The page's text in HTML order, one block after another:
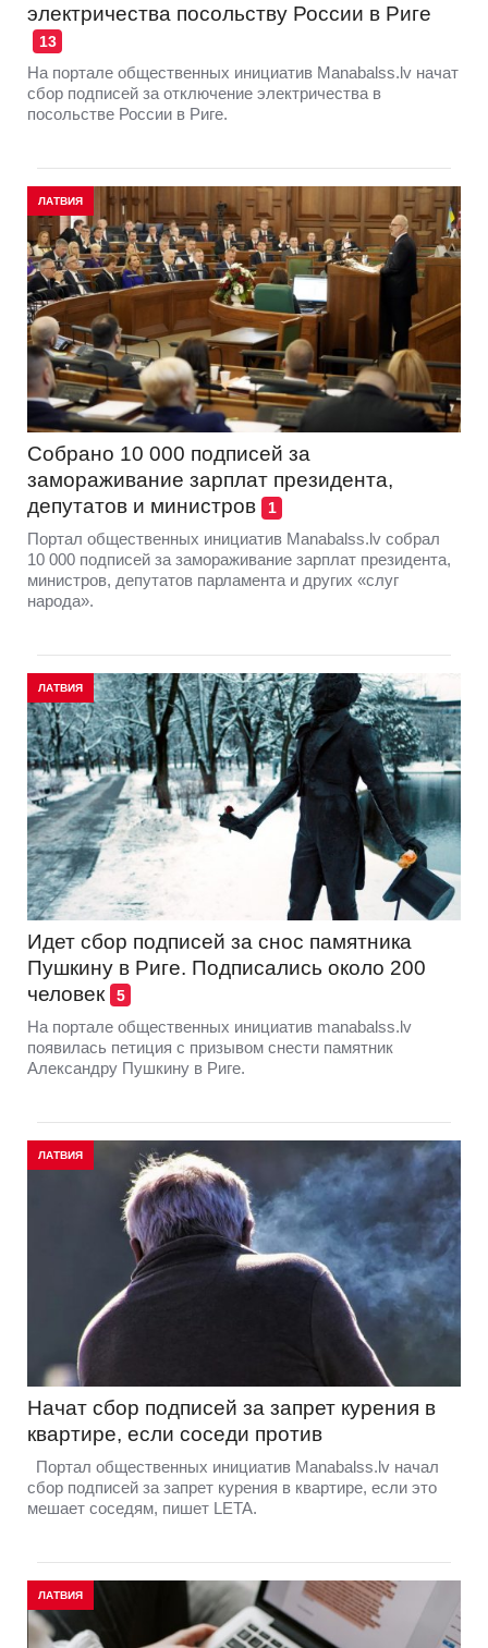
электричества посольству России в Риге
13
На портале общественных инициатив Manabalss.lv начат
сбор подписей за отключение электричества в
посольстве России в Риге.
ЛАТВИЯ
Собрано 10 000 подписей за
замораживание зарплат президента,
депутатов и министров
1
Портал общественных инициатив Manabalss.lv собрал
10 000 подписей за замораживание зарплат президента,
министров, депутатов парламента и других «слуг
народа».
ЛАТВИЯ
Идет сбор подписей за снос памятника
Пушкину в Риге. Подписались около 200
человек
5
На портале общественных инициатив manabalss.lv
появилась петиция с призывом снести памятник
Александру Пушкину в Риге.
ЛАТВИЯ
Начат сбор подписей за запрет курения в
квартире, если соседи против
Портал общественных инициатив Manabalss.lv начал
сбор подписей за запрет курения в квартире, если это
мешает соседям, пишет LETA.
ЛАТВИЯ